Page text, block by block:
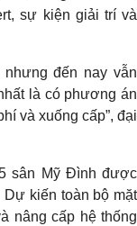
sự kiện giải trí và
đến nay vẫn
là có phương án
và xuống cấp”, đại
sân Mỹ Đình được
Dự kiến toàn bộ mặt
nâng cấp hệ thống